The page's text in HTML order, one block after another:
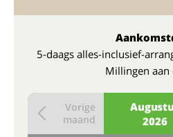
5-daags alles-inclusief-
Millingen aan
2026
Vorige
maand